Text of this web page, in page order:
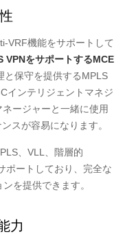
VRF機能をサポートして
VPNをサポートするMCE
と保守を提供するMPLS
インテリジェントマネジ
ージャーと一緒に使用
スが容易になります。
、VLL、階層的
ポートしており、完全な
を提供できます。
力